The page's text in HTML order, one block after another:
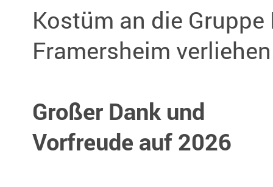
Kostüm an die
Framersheim
Großer Dank und
Vorfreude auf 2026